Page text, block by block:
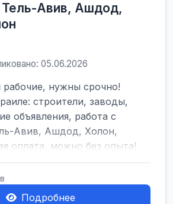
Тель-Авив, Ашдод,
05.06.2026
рабочие, нужны срочно!
строители, заводы,
объявления, работа с
Авив, Ашдод, Холон,
оплата, можно без опыта!
Подробнее